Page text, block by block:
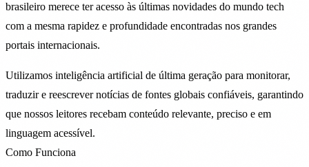
brasileiro merece ter acesso às últimas novidades do mundo tech
com a mesma rapidez e profundidade encontradas nos grandes
portais internacionais.
Utilizamos inteligência artificial de última geração para monitorar,
traduzir e reescrever notícias de fontes globais confiáveis, garantindo
que nossos leitores recebam conteúdo relevante, preciso e em
linguagem acessível.
Como Funciona